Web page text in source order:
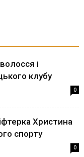
і
клубу
0
Христина
спорту
0